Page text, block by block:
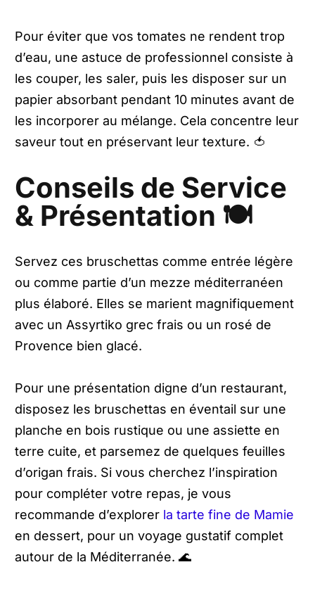
Pour éviter que vos tomates ne rendent trop
d’eau, une astuce de professionnel consiste à
les couper, les saler, puis les disposer sur un
papier absorbant pendant 10 minutes avant de
les incorporer au mélange. Cela concentre leur
saveur tout en préservant leur texture. 🍅
Conseils de Service
& Présentation 🍽️
Servez ces bruschettas comme entrée légère
ou comme partie d’un mezze méditerranéen
plus élaboré. Elles se marient magnifiquement
avec un Assyrtiko grec frais ou un rosé de
Provence bien glacé.
Pour une présentation digne d’un restaurant,
disposez les bruschettas en éventail sur une
planche en bois rustique ou une assiette en
terre cuite, et parsemez de quelques feuilles
d’origan frais. Si vous cherchez l’inspiration
pour compléter votre repas, je vous
recommande d’explorer la tarte fine de Mamie
en dessert, pour un voyage gustatif complet
autour de la Méditerranée. 🌊